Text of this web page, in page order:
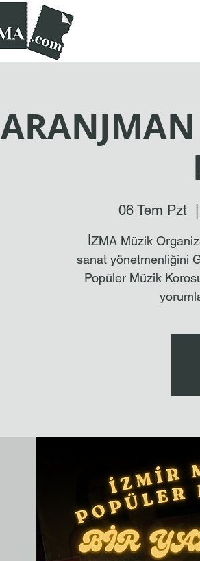
06 Tem Pzt
İZMA Müzik
sanat yönetmenliğini
Popüler Müzik